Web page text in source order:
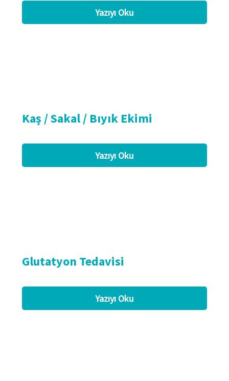
Yazıyı Oku
Kaş / Sakal / Bıyık Ekimi
Yazıyı Oku
Glutatyon Tedavisi
Yazıyı Oku